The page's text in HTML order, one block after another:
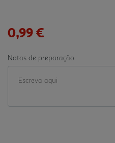
0,99 €
Notas de preparação